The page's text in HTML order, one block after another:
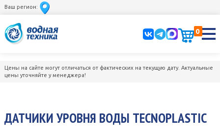
Ваш регион:
0
Цены на сайте могут отличаться от фактических на текущую дату. Актуальные
цены уточняйте у менеджера!
ДАТЧИКИ УРОВНЯ ВОДЫ TECNOPLASTIC